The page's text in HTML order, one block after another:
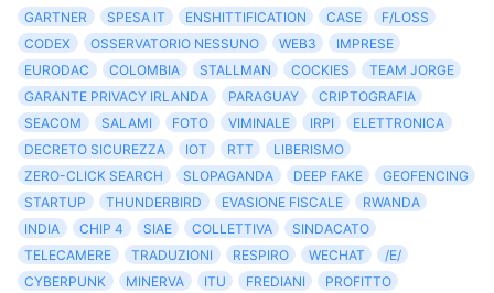
GARTNER
SPESA IT ENSHITTIFICATION CASE
F/LOSS
CODEX
OSSERVATORIO NESSUNO WEB3
IMPRESE
EURODAC
COLOMBIA STALLMAN COCKIES
TEAM JORGE
GARANTE PRIVACY IRLANDA
PARAGUAY
CRIPTOGRAFIA
SEACOM
SALAMI FOTO VIMINALE IRPI
ELETTRONICA
DECRETO SICUREZZA
IOT RTT
LIBERISMO
ZERO-CLICK SEARCH
SLOPAGANDA DEEP FAKE
GEOFENCING
STARTUP
THUNDERBIRD EVASIONE FISCALE
RWANDA
INDIA
CHIP 4 SIAE COLLETTIVA
SINDACATO
TELECAMERE
TRADUZIONI RESPIRO WECHAT
/E/
CYBERPUNK
MINERVA ITU FREDIANI
PROFITTO